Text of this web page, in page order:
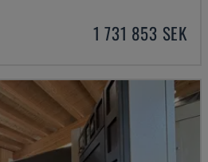
1 731 853 SEK